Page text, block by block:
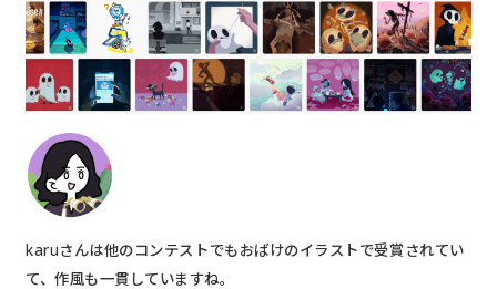
karuさんは他のコンテストでもおばけのイラストで受賞されてい
て、作風も一貫していますね。